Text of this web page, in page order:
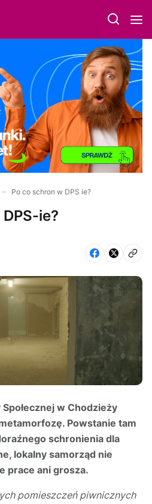
Po co schron w DPS ie?
ie?
w Chodzieży
Powstanie tam
schronienia dla
lokalny samorząd nie
prace ani grosza.
pomieszczeń piwnicznych